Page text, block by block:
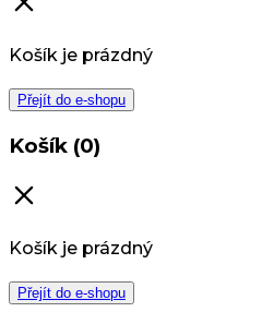
Košík je prázdný
Přejít do e-shopu
Košík (0)
Košík je prázdný
Přejít do e-shopu